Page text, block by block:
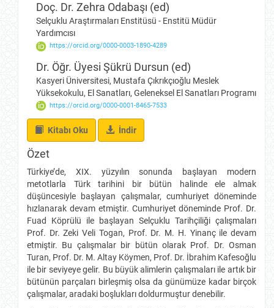
Doç. Dr. Zehra Odabaşı (ed)
Selçuklu Araştırmaları Enstitüsü - Enstitü Müdür
Yardımcısı
https://orcid.org/0000-0003-1890-4289
Dr. Öğr. Üyesi Şükrü Dursun (ed)
Kasyeri Üniversitesi, Mustafa Çıkrıkçıoğlu Meslek
Yüksekokulu, El Sanatları, Geleneksel El Sanatları Programı
https://orcid.org/0000-0001-8465-7533
İndirKitabı Oku İndir
Özet
Türkiye’de, XIX. yüzyılın sonunda başlayan modern
metotlarla Türk tarihini bir bütün halinde ele almak
düşüncesiyle başlayan çalışmalar, cumhuriyet döneminde
hızlanarak devam etmiştir. Cumhuriyet döneminde Prof. Dr.
Fuad Köprülü ile başlayan Selçuklu Tarihçiliği çalışmaları
Prof. Dr. Zeki Veli Togan, Prof. Dr. M. H. Yinanç ile devam
etmiştir. Bu çalışmalar bir bütün olarak Prof. Dr. Osman
Turan, Prof. Dr. M. Altay Köymen, Prof. Dr. İbrahim Kafesoğlu
ile bir seviyeye gelir. Bu büyük alimlerin çalışmaları ile artık bir
bütünün parçaları birleşmiş olsa da günümüze kadar birçok
çalışmalar, aradaki boşlukları doldurmuştur denebilir.